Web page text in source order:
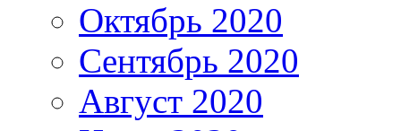
Октябрь 2020
Сентябрь 2020
Август 2020